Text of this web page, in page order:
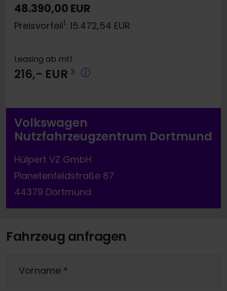
48.390,00 EUR
Preisvorteil1: 15.472,54 EUR
Leasing ab mtl.
216,- EUR 3
Volkswagen
Nutzfahrzeugzentrum Dortmund
Hülpert VZ GmbH
Planetenfeldstraße 87
44379 Dortmund
Fahrzeug anfragen
Vorname *